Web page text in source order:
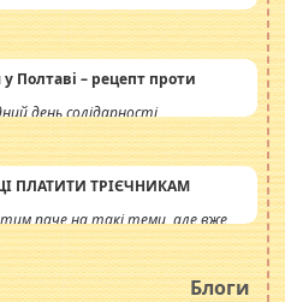
у Полтаві – рецепт проти
день солідарності
ПЛАТИТИ ТРІЄЧНИКАМ
тим паче на такі теми, але вже
сьогоднішні інсенуації
питання. Штучно
соціальна катастрофа.
Блоги